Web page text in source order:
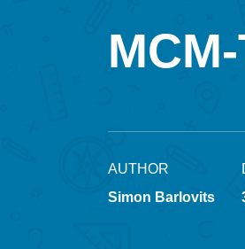
AUTHOR
Simon Barlovits